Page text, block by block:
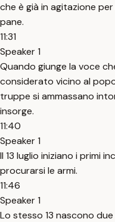
che è già in agitazione
pane.
11:31
Speaker 1
Quando giunge la voce
considerato vicino al
truppe si ammassano
insorge.
11:40
Speaker 1
Il 13 luglio iniziano i primi
procurarsi le armi.
11:46
Speaker 1
Lo stesso 13 nascono